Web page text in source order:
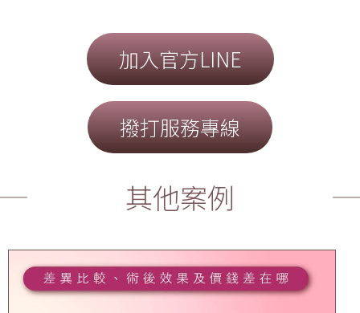
加入官方LINE
撥打服務專線
其他案例